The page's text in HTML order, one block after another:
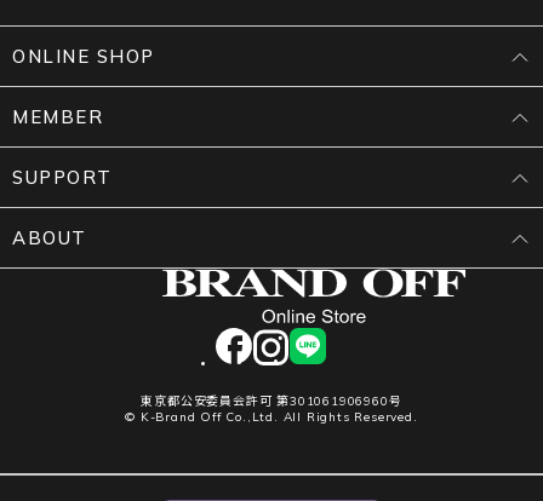
facebookinstagram
LINE
東京都公安委員会許可 第301061906960号
© K-Brand Off Co.,Ltd. All Rights Reserved.
ONLINE SHOP
MEMBER
SUPPORT
ABOUT